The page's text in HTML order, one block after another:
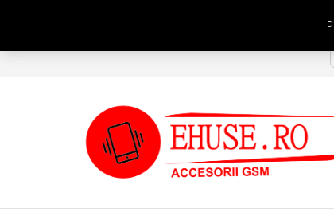
conținut